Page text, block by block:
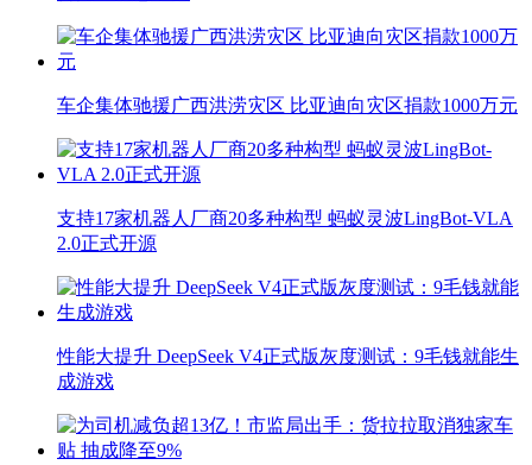
车企集体驰援广西洪涝灾区 比亚迪向灾区捐款1000万元
支持17家机器人厂商20多种构型 蚂蚁灵波LingBot-VLA
2.0正式开源
性能大提升 DeepSeek V4正式版灰度测试：9毛钱就能生
成游戏